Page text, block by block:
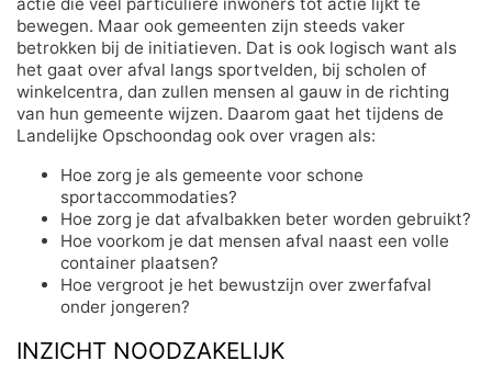
actie die veel particuliere inwoners tot actie lijkt te
bewegen. Maar ook gemeenten zijn steeds vaker
betrokken bij de initiatieven. Dat is ook logisch want als
het gaat over afval langs sportvelden, bij scholen of
winkelcentra, dan zullen mensen al gauw in de richting
van hun gemeente wijzen. Daarom gaat het tijdens de
Landelijke Opschoondag ook over vragen als:
Hoe zorg je als gemeente voor schone
sportaccommodaties?
Hoe zorg je dat afvalbakken beter worden gebruikt?
Hoe voorkom je dat mensen afval naast een volle
container plaatsen?
Hoe vergroot je het bewustzijn over zwerfafval
onder jongeren?
INZICHT NOODZAKELIJK